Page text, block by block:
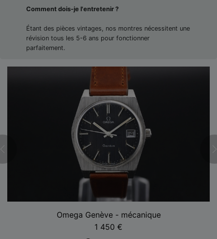
Comment dois-je l'entretenir ?
Étant des pièces vintages, nos montres nécessitent une
révision tous les 5-6 ans pour fonctionner
parfaitement.
Omega Genève - mécanique
1 450 €